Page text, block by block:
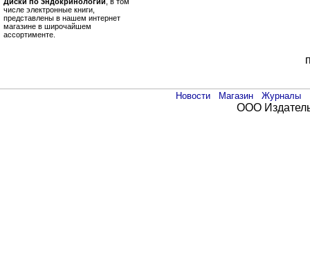
числе электронные книги,
представлены в нашем интернет
магазине в широчайшем
ассортименте.
Новости Магазин Журналы
ООО